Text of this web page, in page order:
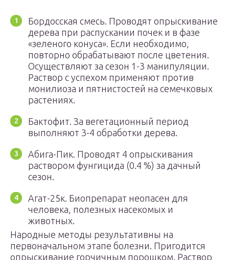
Бордосская смесь. Проводят опрыскивание
дерева при распускании почек и в фазе
«зеленого конуса». Если необходимо,
повторно обрабатывают после цветения.
Осуществляют за сезон 1-3 манипуляции.
Раствор с успехом применяют против
монилиоза и пятнистостей на семечковых
растениях.
Бактофит. За вегетационный период
выполняют 3-4 обработки дерева.
Абига-Пик. Проводят 4 опрыскивания
раствором фунгицида (0.4 %) за дачный
сезон.
Агат-25к. Биопрепарат неопасен для
человека, полезных насекомых и
животных.
Народные методы результативны на
первоначальном этапе болезни. Пригодится
опрыскивание горчичным порошком. Раствор